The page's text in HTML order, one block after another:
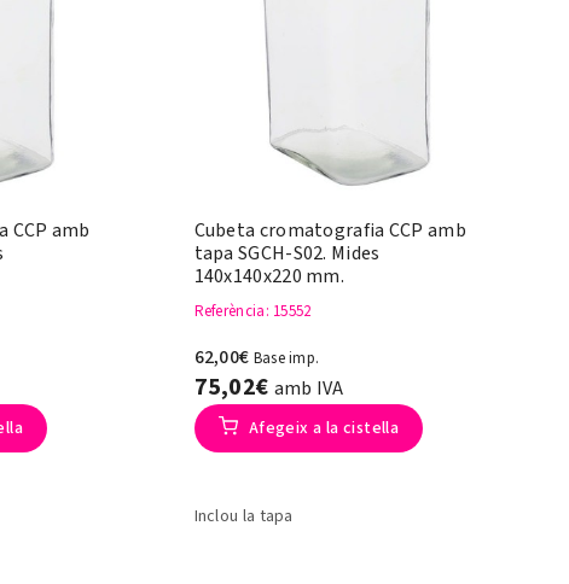
amb
Cubeta cromatografia CCP amb
tapa SGCH-S02. Mides
140x140x220 mm.
Referència: 15552
62,00€ Base imp.
75,02€ amb IVA
Afegeix a la cistella
Inclou la tapa